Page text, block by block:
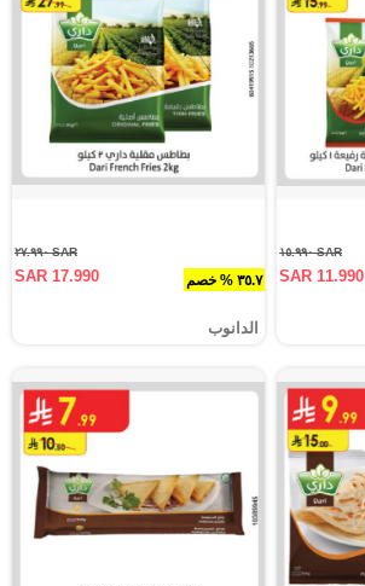
SAR ١٥.٩٩٠
SAR 11.990 ٣٥.٧ % خصم
SAR ٢٧.٩٩٠
SAR 17.990
الدانوب